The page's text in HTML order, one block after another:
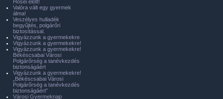
Hősei előtt!
Valóra vált egy gyermek
álma!
Veszélyes hulladék
begyűjtés, polgárőri
biztosítással.
Vigyázzunk a gyermekekre
Vigyázzunk a gyermekekre!
Vigyázzunk a gyermekekre!
Békéscsabai Városi
Polgárőrség a tanévkezdés
biztonságáért
Vigyázzunk a gyermekekre!
„Békéscsabai Városi
Polgárőrség a tanévkezdés
biztonságáért”
Városi Gyermeknap